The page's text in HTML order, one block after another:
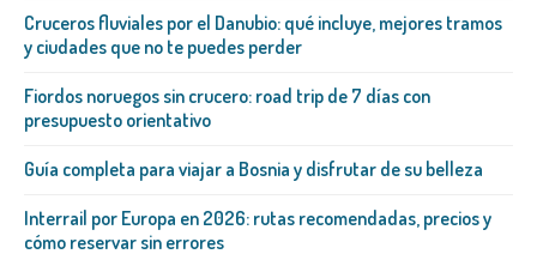
Cruceros fluviales por el Danubio: qué incluye, mejores tramos
y ciudades que no te puedes perder
Fiordos noruegos sin crucero: road trip de 7 días con
presupuesto orientativo
Guía completa para viajar a Bosnia y disfrutar de su belleza
Interrail por Europa en 2026: rutas recomendadas, precios y
cómo reservar sin errores